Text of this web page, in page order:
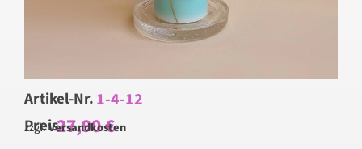
Artikel-Nr.1-4-12
Preis27,90€
zzgl.Versandkosten